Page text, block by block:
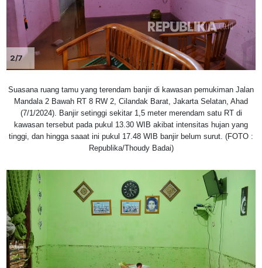
2/7
Suasana ruang tamu yang terendam banjir di kawasan pemukiman Jalan
Mandala 2 Bawah RT 8 RW 2, Cilandak Barat, Jakarta Selatan, Ahad
(7/1/2024). Banjir setinggi sekitar 1,5 meter merendam satu RT di
kawasan tersebut pada pukul 13.30 WIB akibat intensitas hujan yang
tinggi, dan hingga saaat ini pukul 17.48 WIB banjir belum surut. (FOTO :
Republika/Thoudy Badai)